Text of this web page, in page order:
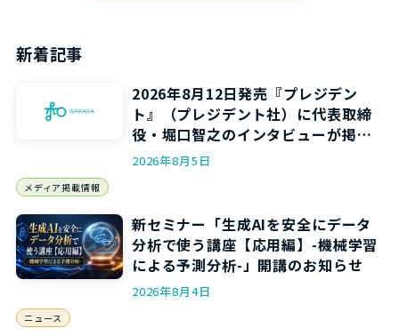
新着記事
2026年8月12日発売『プレジデン
ト』（プレジデント社）に代表取締
役・堀口智之のインタビューが掲載
されます
2026年8月5日
メディア掲載情報
新セミナー「生成AIを安全にデータ
分析で使う講座【応用編】-機械学習
による予測分析-」開講のお知らせ
2026年8月4日
ニュース